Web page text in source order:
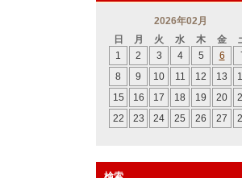
2026年02月
日
月 火 水 木 金
1
2 3 4 5 6
8
9 10 11 12 13
15
16 17 18 19 20
22
23 24 25 26 27